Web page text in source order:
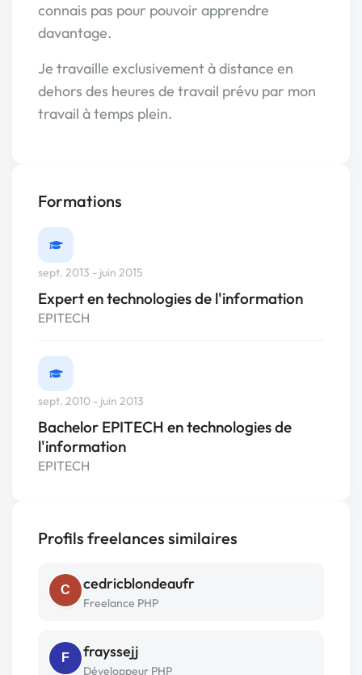
connais pas pour pouvoir apprendre
davantage.
Je travaille exclusivement à distance en
dehors des heures de travail prévu par mon
travail à temps plein.
Formations
sept. 2013 - juin 2015
Expert en technologies de l'information
EPITECH
sept. 2010 - juin 2013
Bachelor EPITECH en technologies de
l'information
EPITECH
Profils freelances similaires
C cedricblondeaufr
Freelance PHP
F frayssejj
Développeur PHP